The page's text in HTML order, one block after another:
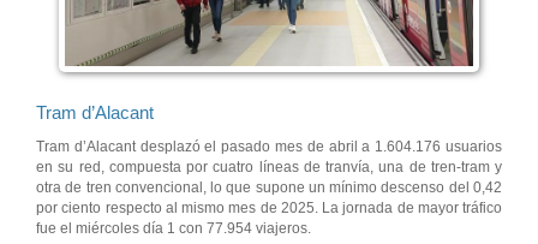
Tram d’Alacant
Tram d’Alacant desplazó el pasado mes de abril a 1.604.176 usuarios
en su red, compuesta por cuatro líneas de tranvía, una de tren-tram y
otra de tren convencional, lo que supone un mínimo descenso del 0,42
por ciento respecto al mismo mes de 2025. La jornada de mayor tráfico
fue el miércoles día 1 con 77.954 viajeros.